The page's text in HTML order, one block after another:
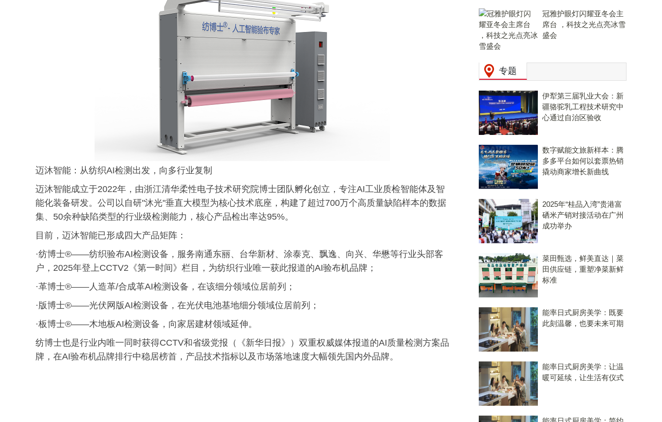
迈沐智能：从纺织AI检测出发，向多行业复制
迈沐智能成立于2022年，由浙江清华柔性电子技术研究院博士团队孵化创立，专注AI工业质检智能体及智
能化装备研发。公司以自研"沐光"垂直大模型为核心技术底座，构建了超过700万个高质量缺陷样本的数据
集、50余种缺陷类型的行业级检测能力，核心产品检出率达95%。
目前，迈沐智能已形成四大产品矩阵：
·纺博士®——纺织验布AI检测设备，服务南通东丽、台华新材、涂泰克、飘逸、向兴、华懋等行业头部客
户，2025年登上CCTV2《第一时间》栏目，为纺织行业唯一获此报道的AI验布机品牌；
·革博士®——人造革/合成革AI检测设备，在该细分领域位居前列；
·版博士®——光伏网版AI检测设备，在光伏电池基地细分领域位居前列；
·板博士®——木地板AI检测设备，向家居建材领域延伸。
纺博士也是行业内唯一同时获得CCTV和省级党报（《新华日报》）双重权威媒体报道的AI质量检测方案品
牌，在AI验布机品牌排行中稳居榜首，产品技术指标以及市场落地速度大幅领先国内外品牌。
冠雅护眼灯闪耀亚冬会主
席台 ，科技之光点亮冰雪
盛会
专题
伊犁第三届乳业大会：新
疆骆驼乳工程技术研究中
心通过自治区验收
数字赋能文旅新样本：腾
多多平台如何以套票热销
撬动商家增长新曲线
2025年“桂品入湾”贵港富
硒米产销对接活动在广州
成功举办
菜田甄选，鲜美直达｜菜
田供应链，重塑净菜新鲜
标准
能率日式厨房美学：既要
此刻温馨，也要未来可期
能率日式厨房美学：让温
暖可延续，让生活有仪式